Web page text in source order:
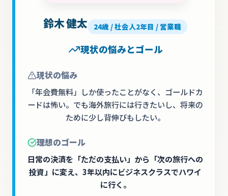
鈴木 健太 24歳 /社会人2年目 / 営業職
現状の悩みとゴール
現状の悩み
「年会費無料」しか使ったことがなく、ゴールドカ
ードは怖い。でも海外旅行には行きたいし、将来の
ために少し背伸びもしたい。
理想のゴール
日常の決済を「ただの支払い」から「次の旅行への
投資」に変え、3年以内にビジネスクラスでハワイ
に行く。